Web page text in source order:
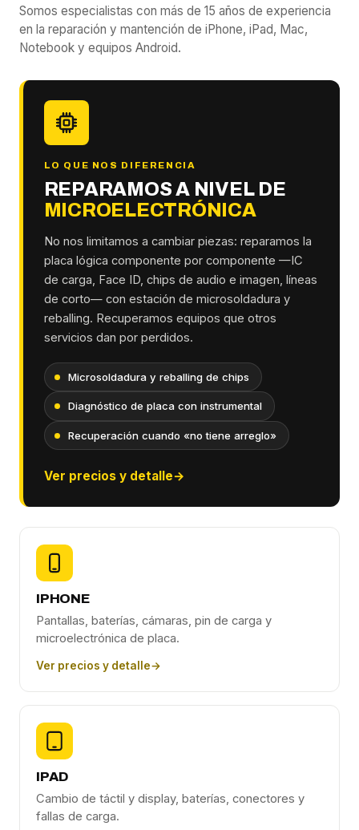
Somos especialistas con más de 15 años de experiencia
en la reparación y mantención de iPhone, iPad, Mac,
Notebook y equipos Android.
LO QUE NOS DIFERENCIA
REPARAMOS A NIVEL DE
MICROELECTRÓNICA
No nos limitamos a cambiar piezas: reparamos la
placa lógica componente por componente —IC
de carga, Face ID, chips de audio e imagen, líneas
de corto— con estación de microsoldadura y
reballing. Recuperamos equipos que otros
servicios dan por perdidos.
Microsoldadura y reballing de chips
Diagnóstico de placa con instrumental
Recuperación cuando «no tiene arreglo»
Ver precios y detalle→
IPHONE
Pantallas, baterías, cámaras, pin de carga y
microelectrónica de placa.
Ver precios y detalle→
IPAD
Cambio de táctil y display, baterías, conectores y
fallas de carga.